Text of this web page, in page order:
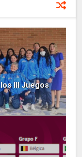
los III Juegos